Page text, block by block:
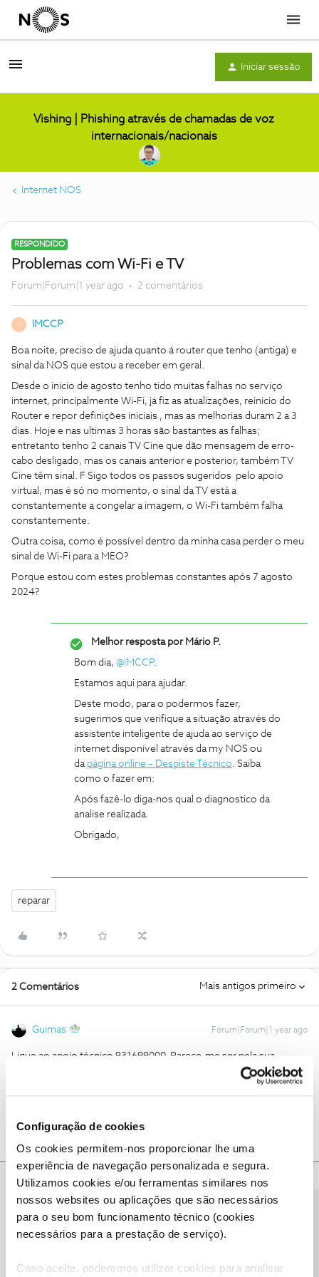
Configuração de cookies
Os cookies permitem-nos proporcionar lhe uma
experiência de navegação personalizada e segura.
Utilizamos cookies e/ou ferramentas similares nos
nossos websites ou aplicações que são necessários
para o seu bom funcionamento técnico (cookies
necessários para a prestação de serviço).
Caso aceite, poderemos utilizar cookies para analisar
Menu
Iniciar sessão
Vishing | Phishing através de chamadas de voz
internacionais/nacionais
Internet NOS
RESPONDIDO
Problemas com Wi-Fi e TV
Forum|Forum|1 year ago 2 comentários
IMCCP
Boa noite, preciso de ajuda quanto á router que tenho (antiga) e
sinal da NOS que estou a receber em geral.
Desde o inicio de agosto tenho tido muitas falhas no serviço
internet, principalmente Wi-Fi, já fiz as atualizações, reinicio do
Router e repor definições iniciais , mas as melhorias duram 2 a 3
dias. Hoje e nas ultimas 3 horas são bastantes as falhas;
entretanto tenho 2 canais TV Cine que dão mensagem de erro-
cabo desligado, mas os canais anterior e posterior, também TV
Cine têm sinal. F Sigo todos os passos sugeridos pelo apoio
virtual, mas é só no momento, o sinal da TV está a
constantemente a congelar a imagem, o Wi-Fi também falha
constantemente.
Outra coisa, como é possível dentro da minha casa perder o meu
sinal de Wi-Fi para a MEO?
Porque estou com estes problemas constantes após 7 agosto
2024?
Melhor resposta porMário P.
Bom dia, @IMCCP.
Estamos aqui para ajudar.
Deste modo, para o podermos fazer,
sugerimos que verifique a situação através do
assistente inteligente de ajuda ao serviço de
internet disponível através da my NOS ou
da página online – Despiste Técnico. Saiba
como o fazer em:
Após fazê-lo diga-nos qual o diagnostico da
analise realizada.
Obrigado,
reparar
2 Comentários Mais antigos primeiro
Guimas Forum|Forum|1 year ago
Ligue ao apoio técnico 931699000. Parece-me ser pela sua
descrição, um problema de sinal, que é resolvido com técnico no
Mário P. RESPOSTA Forum|Forum|1 year ago
Bom dia, @IMCCP.
situação através do assistente inteligente de ajuda ao serviço de